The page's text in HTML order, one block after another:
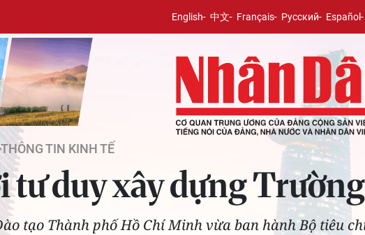
English 中文 Français Русский Español
THÔNG TIN KINH TẾ
duy xây dựng
tạo Thành phố Hồ Chí Minh vừa ban hành Bộ tiêu